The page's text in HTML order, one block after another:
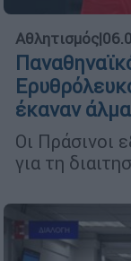
Αθλητισμός|
έκαναν
Οι Πράσινοι
για τη